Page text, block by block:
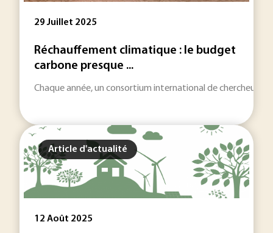
29 Juillet 2025
Réchauffement climatique : le budget
carbone presque ...
Chaque année, un consortium international de chercheurs
Article d'actualité
12 Août 2025